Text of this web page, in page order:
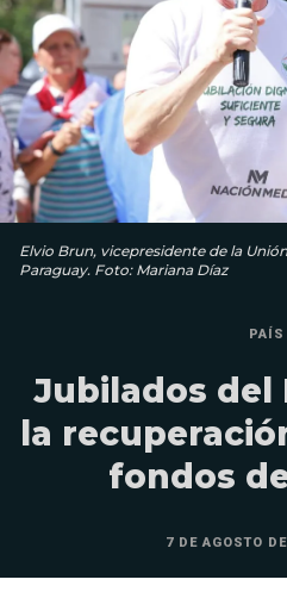
Elvio Brun, vicepresidente de la
Paraguay. Foto: Mariana Díaz
PAÍS
Jubilados del
la
fondos
7 DE AGOSTO